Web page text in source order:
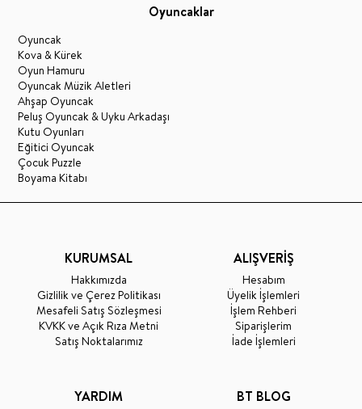
Oyuncaklar
Oyuncak
Kova & Kürek
Oyun Hamuru
Oyuncak Müzik Aletleri
Ahşap Oyuncak
Peluş Oyuncak & Uyku Arkadaşı
Kutu Oyunları
Eğitici Oyuncak
Çocuk Puzzle
Boyama Kitabı
KURUMSAL
Hakkımızda
Gizlilik ve Çerez Politikası
Mesafeli Satış Sözleşmesi
KVKK ve Açık Rıza Metni
Satış Noktalarımız
ALIŞVERİŞ
Hesabım
Üyelik İşlemleri
İşlem Rehberi
Siparişlerim
İade İşlemleri
YARDIM BT BLOG